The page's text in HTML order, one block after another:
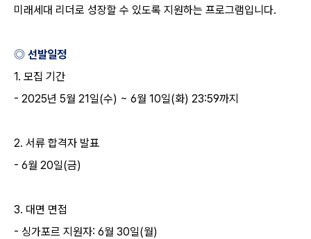
미래세대 리더로 성장할 수 있도록 지원하는 프로그램입니다.
◎ 선발일정
1. 모집 기간
- 2025년 5월 21일(수) ~ 6월 10일(화) 23:59까지
2. 서류 합격자 발표
- 6월 20일(금)
3. 대면 면접
- 싱가포르 지원자: 6월 30일(월)